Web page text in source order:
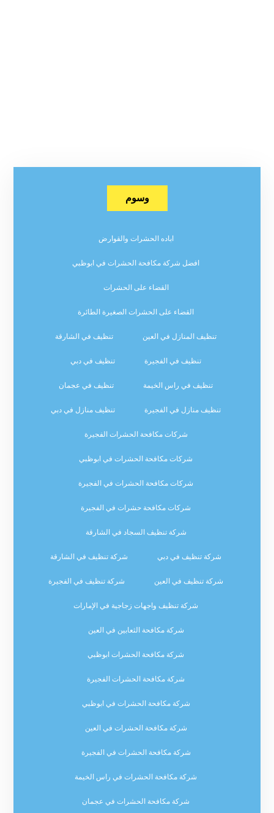
وسوم
اباده الحشرات والقوارض
افضل شركة مكافحة الحشرات في ابوظبي
القضاء على الحشرات
القضاء على الحشرات الصغيرة الطائرة
تنظيف المنازل في العين تنظيف في الشارقة
تنظيف في الفجيرة تنظيف في دبي
تنظيف في راس الخيمة تنظيف في عجمان
تنظيف منازل في الفجيرة تنظيف منازل في دبي
شركات مكافحة الحشرات الفجيرة
شركات مكافحة الحشرات في ابوظبي
شركات مكافحة الحشرات في الفجيرة
شركات مكافحة حشرات في الفجيرة
شركة تنظيف السجاد في الشارقة
شركة تنظيف في دبي شركة تنظيف في الشارقة
شركة تنظيف في العين شركة تنظيف في الفجيرة
شركة تنظيف واجهات زجاجية في الإمارات
شركة مكافحة الثعابين في العين
شركة مكافحة الحشرات ابوظبي
شركة مكافحة الحشرات الفجيرة
شركة مكافحة الحشرات في ابوظبي
شركة مكافحة الحشرات في العين
شركة مكافحة الحشرات في الفجيرة
شركة مكافحة الحشرات في راس الخيمة
شركة مكافحة الحشرات في عجمان